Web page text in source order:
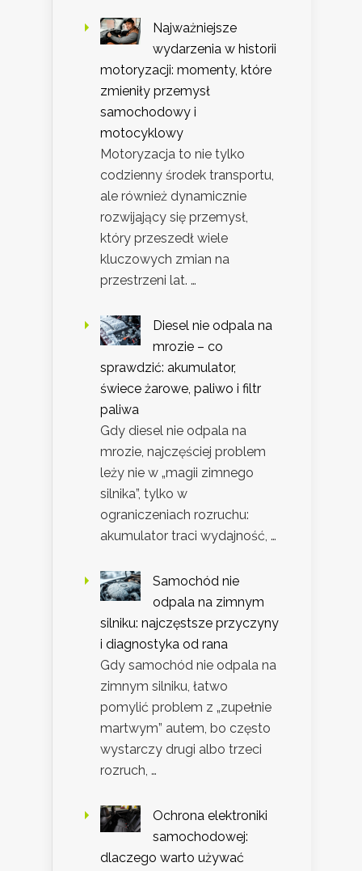
Najważniejsze
wydarzenia w historii
motoryzacji: momenty, które
zmieniły przemysł
samochodowy i
motocyklowy
Motoryzacja to nie tylko
codzienny środek transportu,
ale również dynamicznie
rozwijający się przemysł,
który przeszedł wiele
kluczowych zmian na
przestrzeni lat. …
Diesel nie odpala na
mrozie – co
sprawdzić: akumulator,
świece żarowe, paliwo i filtr
paliwa
Gdy diesel nie odpala na
mrozie, najczęściej problem
leży nie w „magii zimnego
silnika”, tylko w
ograniczeniach rozruchu:
akumulator traci wydajność, …
Samochód nie
odpala na zimnym
silniku: najczęstsze przyczyny
i diagnostyka od rana
Gdy samochód nie odpala na
zimnym silniku, łatwo
pomylić problem z „zupełnie
martwym” autem, bo często
wystarczy drugi albo trzeci
rozruch, …
Ochrona elektroniki
samochodowej:
dlaczego warto używać